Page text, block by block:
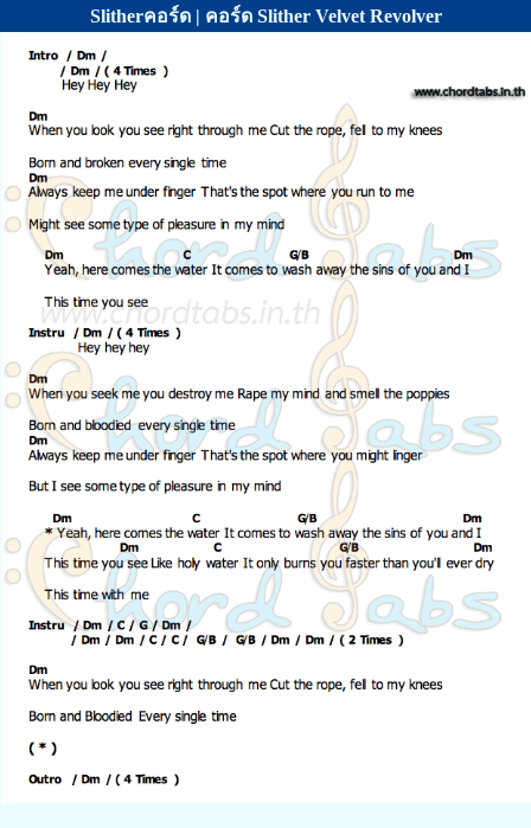
Slitherคอร์ด | คอร์ด Slither Velvet Revolver